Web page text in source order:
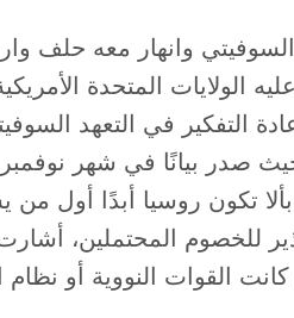
الاتحاد السوفيتي
الولايات المتحدة
التفكير في التعهد
تكون روسيا أبدًا أول من
للخصوم المحتملين،
القوات النووية أو نظام